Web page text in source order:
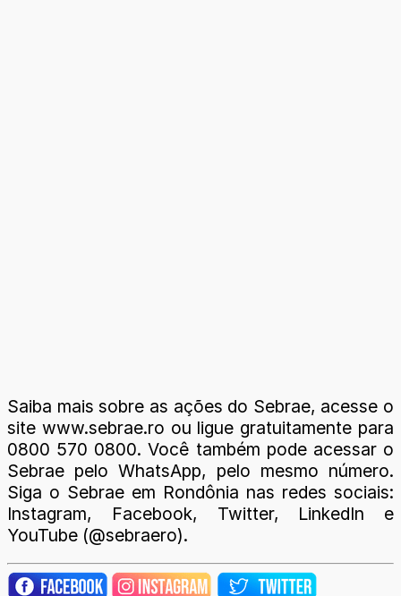
Saiba mais sobre as ações do Sebrae, acesse o
site www.sebrae.ro ou ligue gratuitamente para
0800 570 0800. Você também pode acessar o
Sebrae pelo WhatsApp, pelo mesmo número.
Siga o Sebrae em Rondônia nas redes sociais:
Instagram, Facebook, Twitter, LinkedIn e
YouTube (@sebraero).